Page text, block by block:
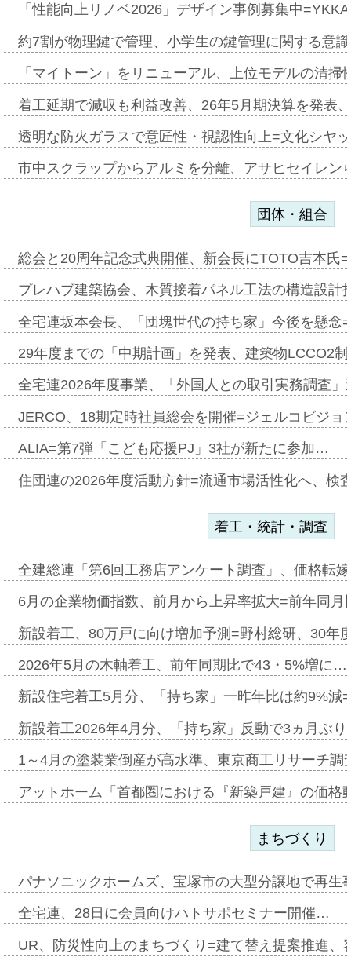
「性能向上リノベ2026」デザイン事例募集中
約7割が物理鍵で管理、小学生の鍵管理に関する意
「マイトーン」をリニューアル、上位モデルの清
着工延期で減収も利益改善、26年5月期決算を発表
透明な防火ガラスで意匠性・視認性向上=文化シヤ
市中スクラップからアルミを分離、アサヒセイレ
団体・組合
総会と20周年記念式典開催、新会長にTOTO吉本氏
プレハブ建築協会、木質接着パネル工法の構造設
全宅連坂本会長、「団塊世代の持ち家」今後を懸
29年度までの「中期計画」を発表、建築物LCCO2
全宅連2026年度事業、「外国人との取引実務調査
JERCO、18期定時社員総会を開催=ジェルコビジ
ALIA=第7弾「こども応援PJ」3社が新たに参加…
住団連の2026年度活動方針=流通市場活性化へ、検
着工・統計・調査
全建総連「第6回工務店アンケート調査」、価格転
6月の企業物価指数、前月から上昇率拡大=前年同
新設着工、80万戸に向け増加予測=野村総研、30年
2026年5月の木軸着工、前年同期比で43・5%増に…
新設住宅着工5月分、「持ち家」一昨年比は約9%
新設着工2026年4月分、「持ち家」反動で3ヵ月ぶ
1～4月の塗装業倒産が高水準、東京商工リサーチ
アットホーム「首都圏における『新築戸建』の価
まちづくり
パナソニックホームズ、宝塚市の大型分譲地で再
全宅連、28日に会員向けハトサポセミナー開催…
UR、防災性向上のまちづくり=建て替え提案推進